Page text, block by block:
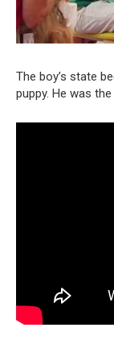
The boy’s state
puppy. He was